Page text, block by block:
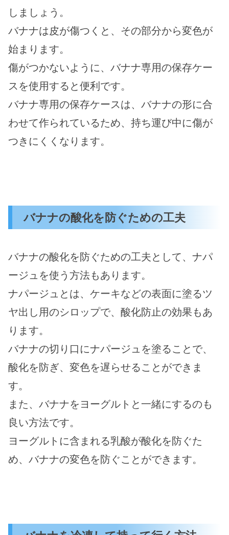
しましょう。
バナナは皮が傷つくと、その部分から変色が
始まります。
傷がつかないように、バナナ専用の保存ケー
スを使用すると便利です。
バナナ専用の保存ケースは、バナナの形に合
わせて作られているため、持ち運び中に傷が
つきにくくなります。
バナナの酸化を防ぐための工夫
バナナの酸化を防ぐための工夫として、ナパ
ージュを使う方法もあります。
ナパージュとは、ケーキなどの表面に塗るツ
ヤ出し用のシロップで、酸化防止の効果もあ
ります。
バナナの切り口にナパージュを塗ることで、
酸化を防ぎ、変色を遅らせることができま
す。
また、バナナをヨーグルトと一緒にするのも
良い方法です。
ヨーグルトに含まれる乳酸が酸化を防ぐた
め、バナナの変色を防ぐことができます。